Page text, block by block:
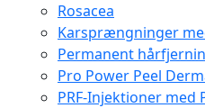
Rosacea
Karsprængninger
Permanent
Pro Power Peel
PRF-Injektioner med